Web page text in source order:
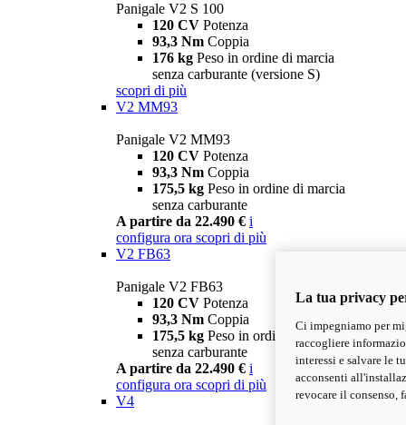
Panigale V2 S 100
120 CV Potenza
93,3 Nm Coppia
176 kg Peso in ordine di marcia
senza carburante (versione S)
scopri di più
V2 MM93
Panigale V2 MM93
120 CV Potenza
93,3 Nm Coppia
175,5 kg Peso in ordine di marcia
senza carburante
A partire da 22.490 € i
configura ora scopri di più
V2 FB63
Panigale V2 FB63
120 CV Potenza
93,3 Nm Coppia
175,5 kg Peso in ordine di marcia
senza carburante
A partire da 22.490 € i
configura ora scopri di più
V4
La tua privacy
Ci impegniamo per
raccogliere
interessi e salvare le
acconsenti
revocare il consenso,